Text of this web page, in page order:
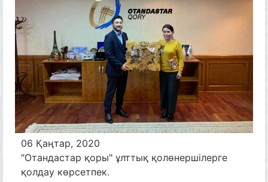
06 Қаңтар, 2020
"Отандастар қоры" ұлттық қолөнершілерге
қолдау көрсетпек.